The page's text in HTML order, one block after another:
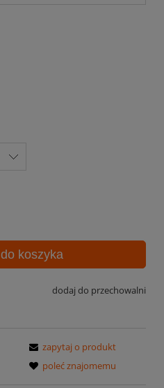
do koszyka
dodaj do przechowalni
zapytaj o produkt
poleć znajomemu